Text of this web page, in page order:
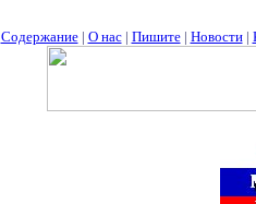
Содержание| О нас| Пишите| Новости|